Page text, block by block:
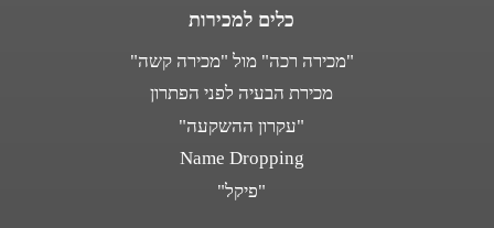
כלים למכירות
"מכירה רכה" מול "מכירה קשה"
מכירת הבעיה לפני הפתרון
"עקרון ההשקעה"
Name Dropping
"פיקל"